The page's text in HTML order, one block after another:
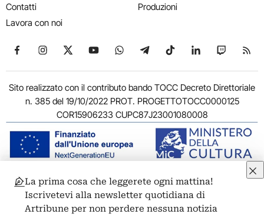
Contatti
Lavora con noi
Produzioni
Seguici su Facebook
Seguici su Instagram
Seguici su X
Seguici su YouTube
Seguici su WhatsApp
Seguici su Telegram
Seguici su TikTok
Seguici su
Seguici
Sito realizzato con il contributo bando TOCC Decreto Direttoriale
n. 385 del 19/10/2022 PROT. PROGETTOTOCC0000125
COR15906233 CUPC87J23001080008
© 2011-2026 ARTRIBUNE srl – Corso Vittorio Emanuele II, 287 –
00186 Roma - P.I. 11381581005
Privacy: Responsabile della protezione dei dati personali
La prima cosa che leggerete ogni mattina!
Iscrivetevi alla newsletter quotidiana di
Artribune per non perdere nessuna notizia